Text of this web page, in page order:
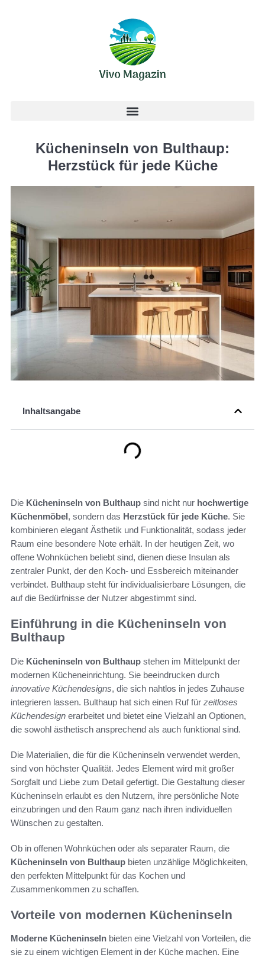
Kücheninseln von Bulthaup:
Herzstück für jede Küche
Inhaltsangabe
Die Kücheninseln von Bulthaup sind nicht nur hochwertige
Küchenmöbel, sondern das Herzstück für jede Küche. Sie
kombinieren elegant Ästhetik und Funktionalität, sodass jeder
Raum eine besondere Note erhält. In der heutigen Zeit, wo
offene Wohnküchen beliebt sind, dienen diese Insulan als
zentraler Punkt, der den Koch- und Essbereich miteinander
verbindet. Bulthaup steht für individualisierbare Lösungen, die
auf die Bedürfnisse der Nutzer abgestimmt sind.
Einführung in die Kücheninseln von
Bulthaup
Die Kücheninseln von Bulthaup stehen im Mittelpunkt der
modernen Kücheneinrichtung. Sie beeindrucken durch
innovative Küchendesigns, die sich nahtlos in jedes Zuhause
integrieren lassen. Bulthaup hat sich einen Ruf für zeitloses
Küchendesign erarbeitet und bietet eine Vielzahl an Optionen,
die sowohl ästhetisch ansprechend als auch funktional sind.
Die Materialien, die für die Kücheninseln verwendet werden,
sind von höchster Qualität. Jedes Element wird mit großer
Sorgfalt und Liebe zum Detail gefertigt. Die Gestaltung dieser
Kücheninseln erlaubt es den Nutzern, ihre persönliche Note
einzubringen und den Raum ganz nach ihren individuellen
Wünschen zu gestalten.
Ob in offenen Wohnküchen oder als separater Raum, die
Kücheninseln von Bulthaup bieten unzählige Möglichkeiten,
den perfekten Mittelpunkt für das Kochen und
Zusammenkommen zu schaffen.
Vorteile von modernen Kücheninseln
Moderne Kücheninseln bieten eine Vielzahl von Vorteilen, die
sie zu einem wichtigen Element in der Küche machen. Eine